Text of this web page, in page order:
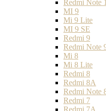
Redmi Note
MI 9
Mi 9 Lite
MI 9 SE
Redmi 9
Redmi Note
Mi 8
Mi 8 Lite
Redmi 8
Redmi 8A
Redmi Note
Redmi 7
Redmi 7A